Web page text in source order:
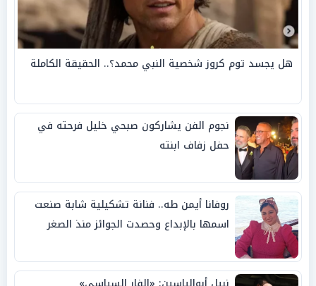
هل يجسد توم كروز شخصية النبي محمد؟.. الحقيقة الكاملة
نجوم الفن يشاركون صبحي خليل فرحته في
حفل زفاف ابنته
روفانا أيمن طه.. فنانة تشكيلية شابة صنعت
اسمها بالإبداع وحصدت الجوائز منذ الصغر